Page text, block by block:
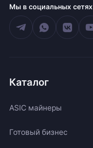
Мы в социальных сетях
Каталог
ASIC майнеры
Готовый бизнес